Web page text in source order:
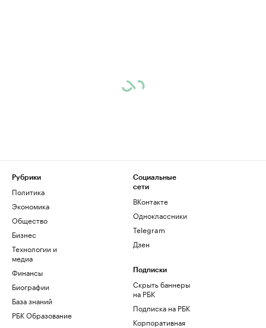
Рубрики
Политика
Экономика
Общество
Бизнес
Технологии и
медиа
Финансы
Биографии
База знаний
РБК Образование
Социальные
сети
ВКонтакте
Одноклассники
Telegram
Дзен
Подписки
Скрыть баннеры
на РБК
Подписка на РБК
Корпоративная